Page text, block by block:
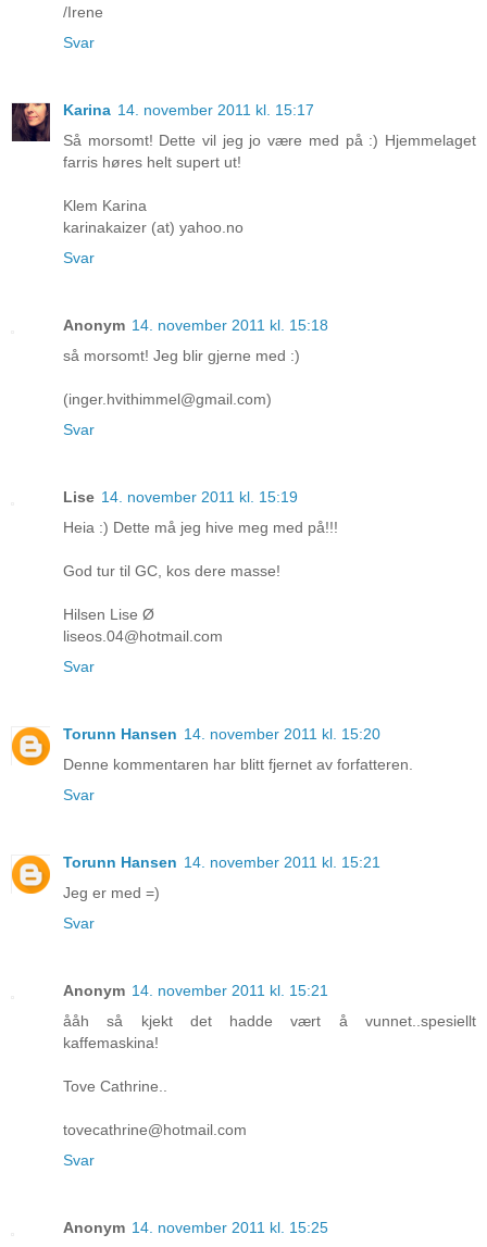
/Irene
Svar
Karina 14. november 2011 kl. 15:17
Så morsomt! Dette vil jeg jo være med på :) Hjemmelaget
farris høres helt supert ut!
Klem Karina
karinakaizer (at) yahoo.no
Svar
Anonym 14. november 2011 kl. 15:18
så morsomt! Jeg blir gjerne med :)
(inger.hvithimmel@gmail.com)
Svar
Lise 14. november 2011 kl. 15:19
Heia :) Dette må jeg hive meg med på!!!
God tur til GC, kos dere masse!
Hilsen Lise Ø
liseos.04@hotmail.com
Svar
Torunn Hansen 14. november 2011 kl. 15:20
Denne kommentaren har blitt fjernet av forfatteren.
Svar
Torunn Hansen 14. november 2011 kl. 15:21
Jeg er med =)
Svar
Anonym 14. november 2011 kl. 15:21
ååh så kjekt det hadde vært å vunnet..spesiellt
kaffemaskina!
Tove Cathrine..
tovecathrine@hotmail.com
Svar
Anonym 14. november 2011 kl. 15:25